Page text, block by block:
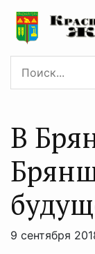
В
9 сентября